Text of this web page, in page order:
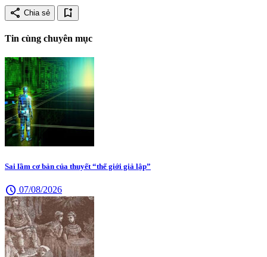
share Chia sẻ bookmark_add
Tin cùng chuyên mục
Sai lầm cơ bản của thuyết “thế giới giả lập”
schedule 07/08/2026